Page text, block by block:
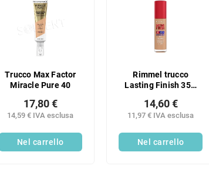
Trucco Max Factor
Miracle Pure 40
14,59 € IVA esclusa
17,80 €
Nel carrello
Rimmel trucco
Lasting Finish 35H
11,97 € IVA esclusa
14,60 €
Nel carrello